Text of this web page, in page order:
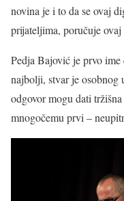
novina je i to da se ovaj
prijateljima, poručuje
Pedja Bajović je prvo
najbolji, stvar je osobnog
odgovor mogu dati
mnogočemu prvi –